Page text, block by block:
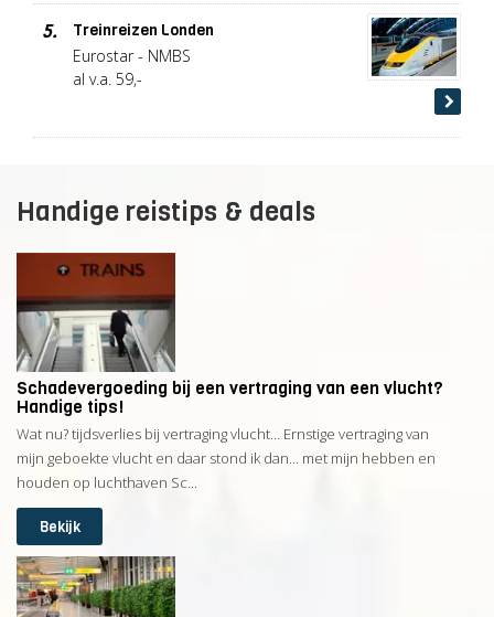
5.
Treinreizen Londen
Eurostar - NMBS
al v.a. 59,-
Handige reistips & deals
Schadevergoeding bij een vertraging van een vlucht?
Handige tips!
Wat nu? tijdsverlies bij vertraging vlucht… Ernstige vertraging van
mijn geboekte vlucht en daar stond ik dan… met mijn hebben en
houden op luchthaven Sc...
Bekijk